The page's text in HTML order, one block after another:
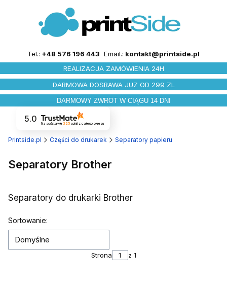
Tel.: +48 576 196 443 Email.: kontakt@printside.pl
REALIZACJA ZAMÓWIENIA 24H
DARMOWA DOSRAWA JUZ OD 299 ZL
DARMOWY ZWROT W CIĄGU 14 DNI
5.0
Na podstawie 325 opinii z całego okresu
Printside.pl Części do drukarek Separatory papieru
Separatory Brother
Separatory do drukarki Brother
Lista produktów
Sortowanie:
Domyślne
Strona z 1